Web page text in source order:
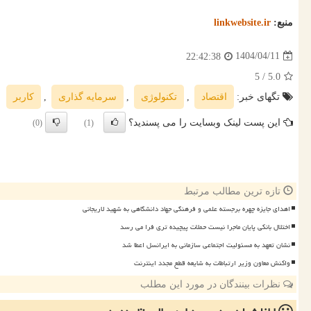
منبع: linkwebsite.ir
1404/04/11
22:42:38
5.0
/ 5
تگهای خبر:
اقتصاد , تكنولوژی , سرمایه گذاری , كاربر
این پست لینک وبسایت را می پسندید؟ (1)
(0)
تازه ترین مطالب مرتبط
اهدای جایزه چهره برجسته علمی و فرهنگی جهاد دانشگاهی به شهید لاریجانی
اختلال بانکی پایان ماجرا نیست حملات پیچیده تری فرا می رسد
نشان تعهد به مسئولیت اجتماعی سازمانی به ایرانسل اعطا شد
واکنش معاون وزیر ارتباطات به شایعه قطع مجدد اینترنت
نظرات بینندگان در مورد این مطلب